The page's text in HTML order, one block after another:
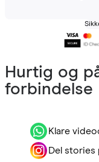
Hurtig og
forbindelse
Klare
Del stories